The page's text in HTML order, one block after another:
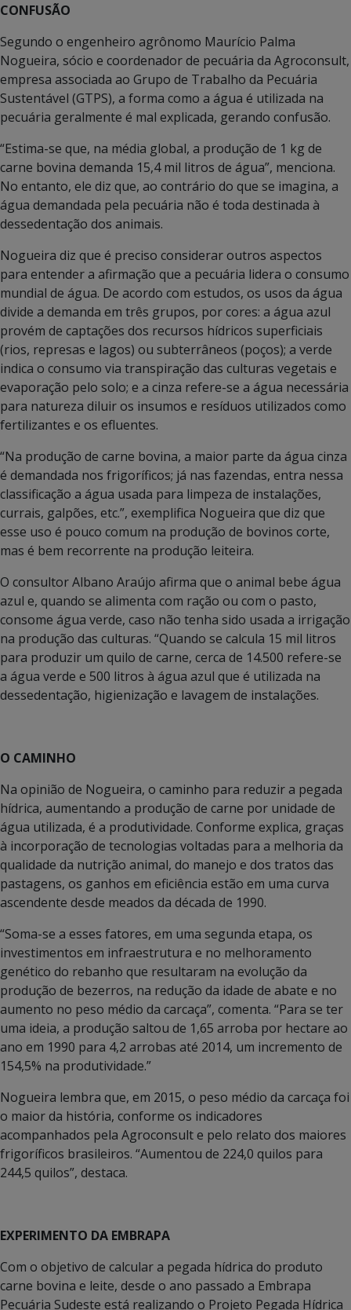
CONFUSÃO
Segundo o engenheiro agrônomo Maurício Palma
Nogueira, sócio e coordenador de pecuária da Agroconsult,
empresa associada ao Grupo de Trabalho da Pecuária
Sustentável (GTPS), a forma como a água é utilizada na
pecuária geralmente é mal explicada, gerando confusão.
“Estima-se que, na média global, a produção de 1 kg de
carne bovina demanda 15,4 mil litros de água”, menciona.
No entanto, ele diz que, ao contrário do que se imagina, a
água demandada pela pecuária não é toda destinada à
dessedentação dos animais.
Nogueira diz que é preciso considerar outros aspectos
para entender a afirmação que a pecuária lidera o consumo
mundial de água. De acordo com estudos, os usos da água
divide a demanda em três grupos, por cores: a água azul
provém de captações dos recursos hídricos superficiais
(rios, represas e lagos) ou subterrâneos (poços); a verde
indica o consumo via transpiração das culturas vegetais e
evaporação pelo solo; e a cinza refere-se a água necessária
para natureza diluir os insumos e resíduos utilizados como
fertilizantes e os efluentes.
“Na produção de carne bovina, a maior parte da água cinza
é demandada nos frigoríficos; já nas fazendas, entra nessa
classificação a água usada para limpeza de instalações,
currais, galpões, etc.”, exemplifica Nogueira que diz que
esse uso é pouco comum na produção de bovinos corte,
mas é bem recorrente na produção leiteira.
O consultor Albano Araújo afirma que o animal bebe água
azul e, quando se alimenta com ração ou com o pasto,
consome água verde, caso não tenha sido usada a irrigação
na produção das culturas. “Quando se calcula 15 mil litros
para produzir um quilo de carne, cerca de 14.500 refere-se
a água verde e 500 litros à água azul que é utilizada na
dessedentação, higienização e lavagem de instalações.
O CAMINHO
Na opinião de Nogueira, o caminho para reduzir a pegada
hídrica, aumentando a produção de carne por unidade de
água utilizada, é a produtividade. Conforme explica, graças
à incorporação de tecnologias voltadas para a melhoria da
qualidade da nutrição animal, do manejo e dos tratos das
pastagens, os ganhos em eficiência estão em uma curva
ascendente desde meados da década de 1990.
“Soma-se a esses fatores, em uma segunda etapa, os
investimentos em infraestrutura e no melhoramento
genético do rebanho que resultaram na evolução da
produção de bezerros, na redução da idade de abate e no
aumento no peso médio da carcaça”, comenta. “Para se ter
uma ideia, a produção saltou de 1,65 arroba por hectare ao
ano em 1990 para 4,2 arrobas até 2014, um incremento de
154,5% na produtividade.”
Nogueira lembra que, em 2015, o peso médio da carcaça foi
o maior da história, conforme os indicadores
acompanhados pela Agroconsult e pelo relato dos maiores
frigoríficos brasileiros. “Aumentou de 224,0 quilos para
244,5 quilos”, destaca.
EXPERIMENTO DA EMBRAPA
Com o objetivo de calcular a pegada hídrica do produto
carne bovina e leite, desde o ano passado a Embrapa
Pecuária Sudeste está realizando o Projeto Pegada Hídrica